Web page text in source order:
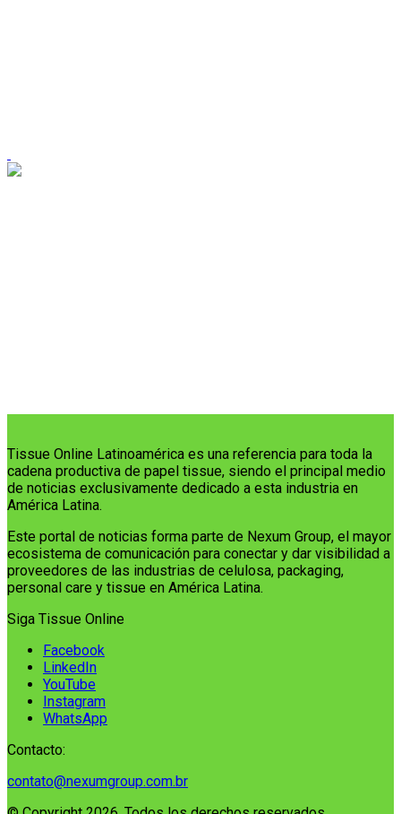
Tissue Online Latinoamérica es una referencia para toda la
cadena productiva de papel tissue, siendo el principal medio
de noticias exclusivamente dedicado a esta industria en
América Latina.
Este portal de noticias forma parte de Nexum Group, el mayor
ecosistema de comunicación para conectar y dar visibilidad a
proveedores de las industrias de celulosa, packaging,
personal care y tissue en América Latina.
Siga Tissue Online
Facebook
LinkedIn
YouTube
Instagram
WhatsApp
Contacto:
contato@nexumgroup.com.br